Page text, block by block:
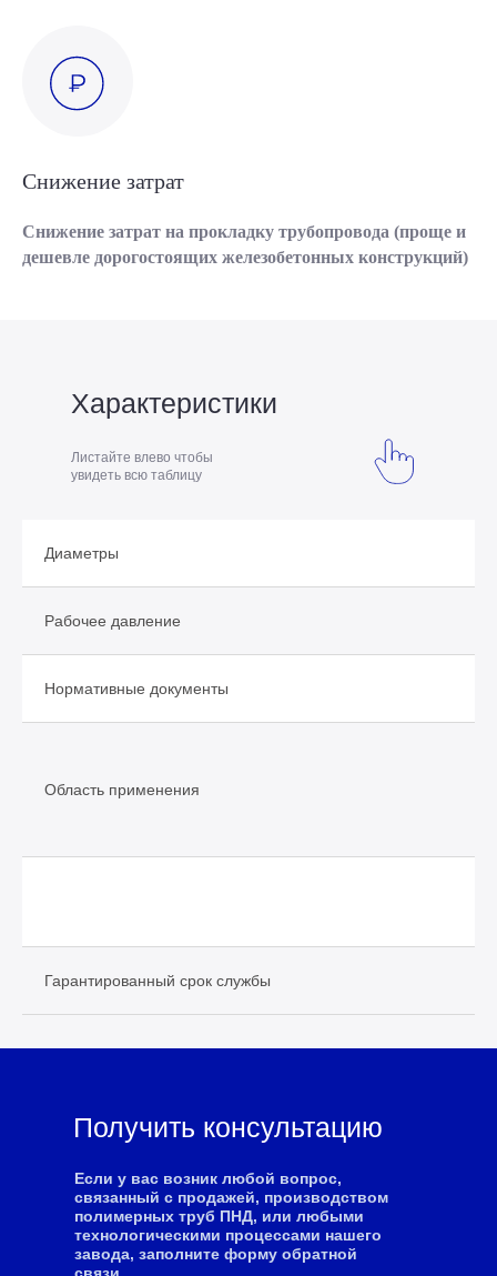
Снижение затрат
Снижение затрат на прокладку трубопровода (проще и
дешевле дорогостоящих железобетонных конструкций)
Характеристики
Листайте влево чтобы
увидеть всю таблицу
Диаметры
Рабочее давление
Нормативные документы
Область применения
Гарантированный срок службы
Получить консультацию
Если у вас возник любой вопрос,
связанный с продажей, производством
полимерных труб ПНД, или любыми
технологическими процессами нашего
завода, заполните форму обратной